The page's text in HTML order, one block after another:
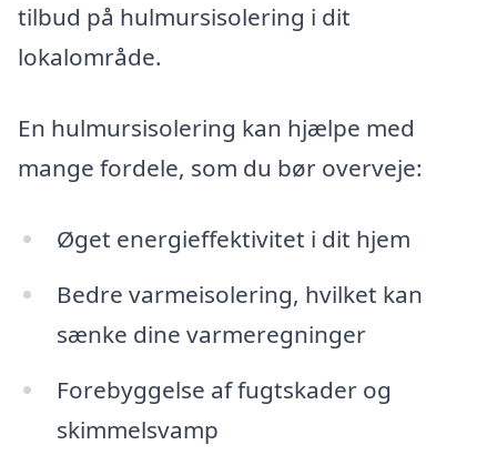
tilbud på hulmursisolering i dit
lokalområde.
En hulmursisolering kan hjælpe med
mange fordele, som du bør overveje:
Øget energieffektivitet i dit hjem
Bedre varmeisolering, hvilket kan
sænke dine varmeregninger
Forebyggelse af fugtskader og
skimmelsvamp